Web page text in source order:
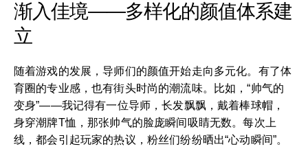
渐入佳境——多样化的颜值体系建
立
随着游戏的发展，导师们的颜值开始走向多元化。有了体
育圈的专业感，也有街头时尚的潮流味。比如，“帅气的
变身”——我记得有一位导师，长发飘飘，戴着棒球帽，
身穿潮牌T恤，那张帅气的脸庞瞬间吸睛无数。每次上
线，都会引起玩家的热议，粉丝们纷纷晒出“心动瞬间”。